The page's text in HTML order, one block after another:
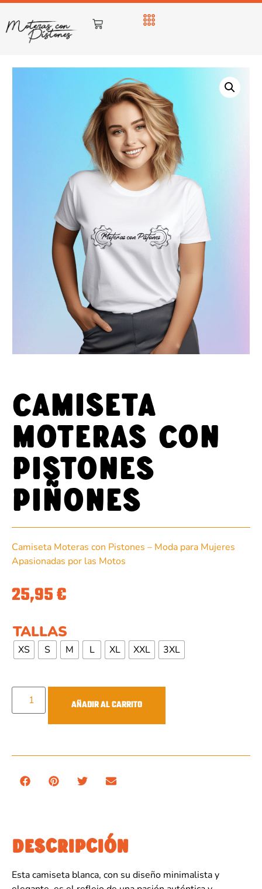
CAMISETA
MOTERAS CON
PISTONES
PIÑONES
Camiseta Moteras con Pistones – Moda para Mujeres
Apasionadas por las Motos
25,95€
TALLAS
XS S M L XL XXL 3XL
AÑADIR AL CARRITO
DESCRIPCIÓN
Esta camiseta blanca, con su diseño minimalista y